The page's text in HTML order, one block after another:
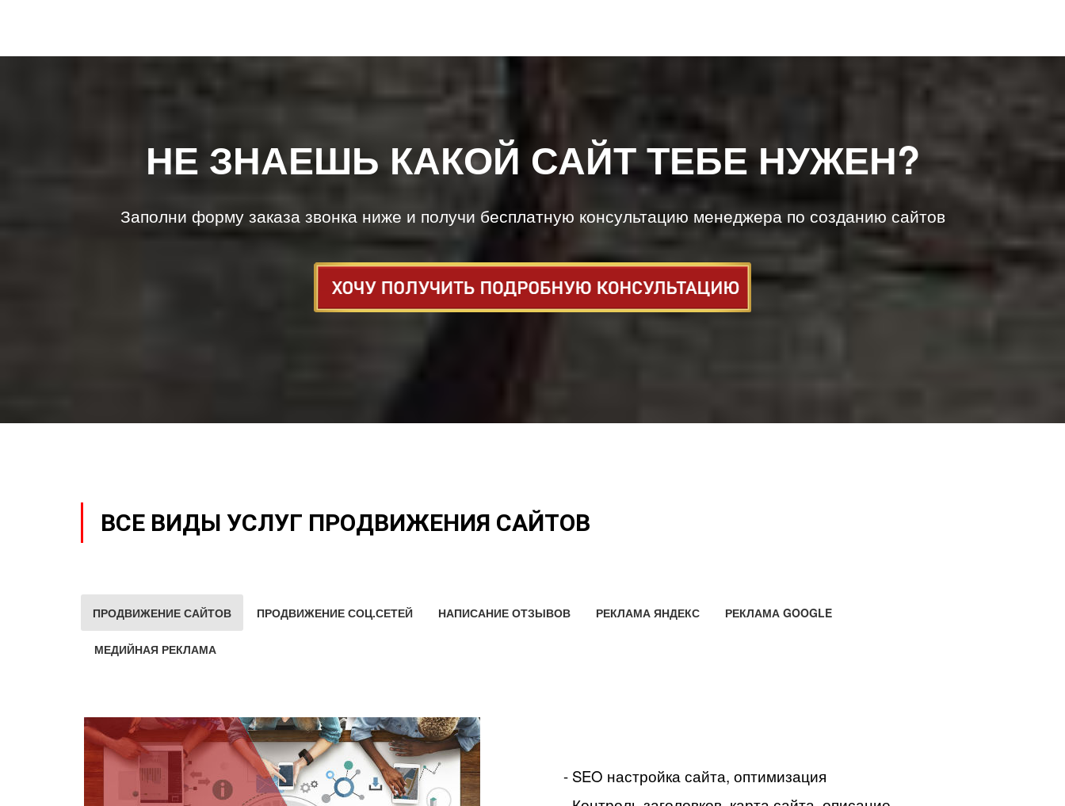
НЕ ЗНАЕШЬ КАКОЙ САЙТ ТЕБЕ НУЖЕН?
Заполни форму заказа звонка ниже и получи бесплатную консультацию менеджера по созданию сайтов
ВСЕ ВИДЫ УСЛУГ ПРОДВИЖЕНИЯ САЙТОВ
ПРОДВИЖЕНИЕ САЙТОВ ПРОДВИЖЕНИЕ СОЦ.СЕТЕЙ НАПИСАНИЕ ОТЗЫВОВ РЕКЛАМА ЯНДЕКС РЕКЛАМА GOOGLE
МЕДИЙНАЯ РЕКЛАМА
- SEO настройка сайта, оптимизация